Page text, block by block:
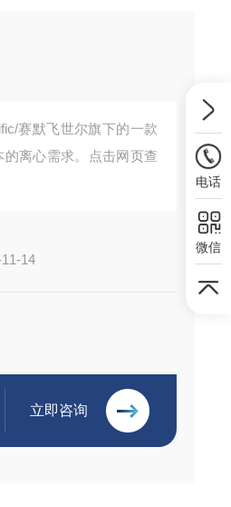
赛默飞世尔旗下的一款
离心需求。点击网页查
14
立即咨询
电话
微信